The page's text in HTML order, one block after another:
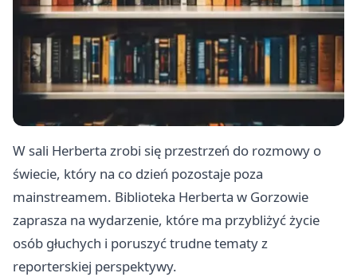
W sali Herberta zrobi się przestrzeń do rozmowy o
świecie, który na co dzień pozostaje poza
mainstreamem. Biblioteka Herberta w Gorzowie
zaprasza na wydarzenie, które ma przybliżyć życie
osób głuchych i poruszyć trudne tematy z
reporterskiej perspektywy.